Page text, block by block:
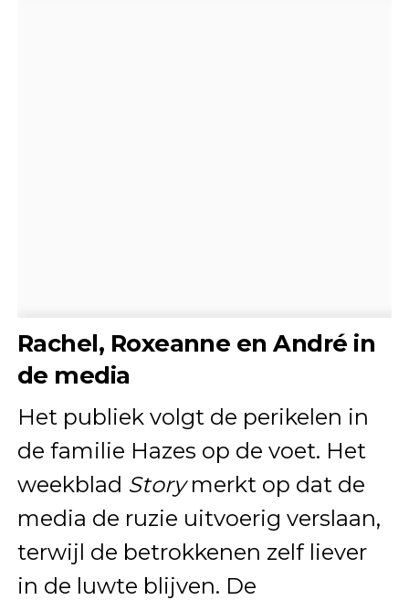
Rachel, Roxeanne en André in
de media
Het publiek volgt de perikelen in
de familie Hazes op de voet. Het
weekblad Storymerkt op dat de
media de ruzie uitvoerig verslaan,
terwijl de betrokkenen zelf liever
in de luwte blijven. De